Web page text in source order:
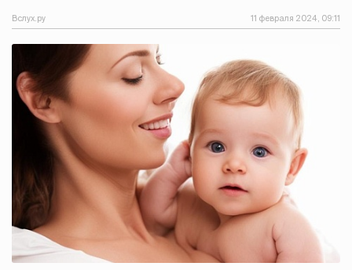
Вслух.ру 11 февраля 2024, 09:11